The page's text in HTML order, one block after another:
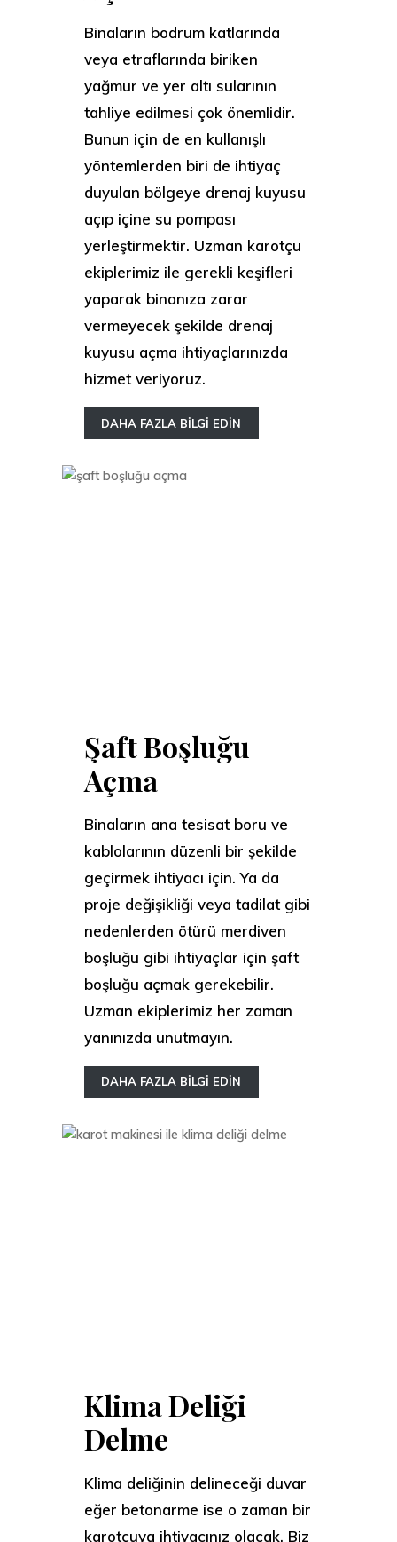
Binaların bodrum katlarında
veya etraflarında biriken
yağmur ve yer altı sularının
tahliye edilmesi çok önemlidir.
Bunun için de en kullanışlı
yöntemlerden biri de ihtiyaç
duyulan bölgeye drenaj kuyusu
açıp içine su pompası
yerleştirmektir. Uzman karotçu
ekiplerimiz ile gerekli keşifleri
yaparak binanıza zarar
vermeyecek şekilde drenaj
kuyusu açma ihtiyaçlarınızda
hizmet veriyoruz.
DAHA FAZLA BİLGİ EDİN
Şaft Boşluğu
Açma
Binaların ana tesisat boru ve
kablolarının düzenli bir şekilde
geçirmek ihtiyacı için. Ya da
proje değişikliği veya tadilat gibi
nedenlerden ötürü merdiven
boşluğu gibi ihtiyaçlar için şaft
boşluğu açmak gerekebilir.
Uzman ekiplerimiz her zaman
yanınızda unutmayın.
DAHA FAZLA BİLGİ EDİN
Klima Deliği
Delme
Klima deliğinin delineceği duvar
eğer betonarme ise o zaman bir
karotçuya ihtiyacınız olacak. Biz